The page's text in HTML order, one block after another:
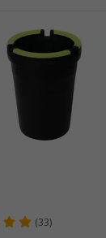
(33)